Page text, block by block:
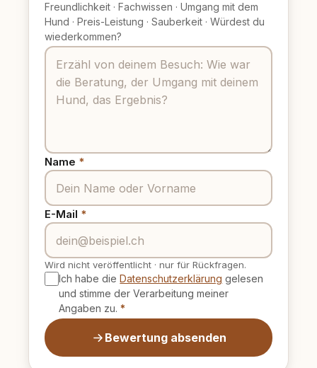
Freundlichkeit · Fachwissen · Umgang mit dem
Hund · Preis-Leistung · Sauberkeit · Würdest du
wiederkommen?
Name *
E-Mail *
Wird nicht veröffentlicht · nur für Rückfragen.
Ich habe dieDatenschutzerklärung gelesen
und stimme der Verarbeitung meiner
Angaben zu. *
Bewertung absenden